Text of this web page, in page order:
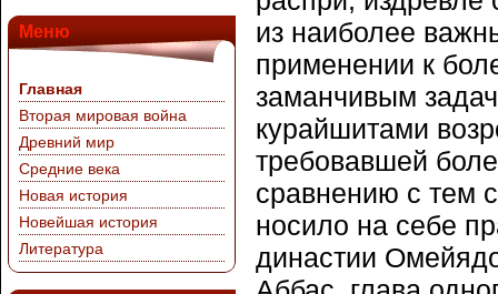
Меню
Главная
Вторая мировая война
Древний мир
Средние века
Новая история
Новейшая история
Литература
из наиболее
применении к
заманчивым
курайшитами
требовавшей
сравнению с тем
носило на себе
династии